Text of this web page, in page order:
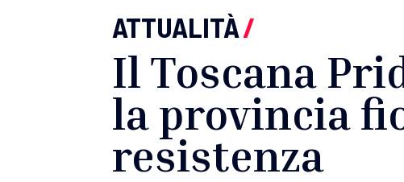
ATTUALITÀ/
Il Toscana
la provincia
resistenza